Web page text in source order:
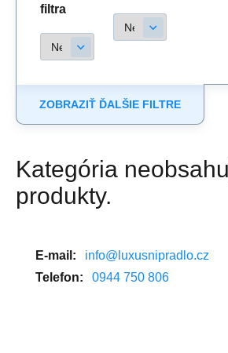
filtra
ZOBRAZIŤ ĎALŠIE FILTRE
Kategória
produkty.
E-mail:
info@luxusnipradlo.cz
Telefon:
0944 750 806